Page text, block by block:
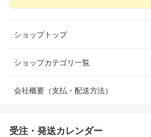
ショップトップ
ショップカテゴリ一覧
会社概要（支払・配送方法）
受注・発送カレンダー